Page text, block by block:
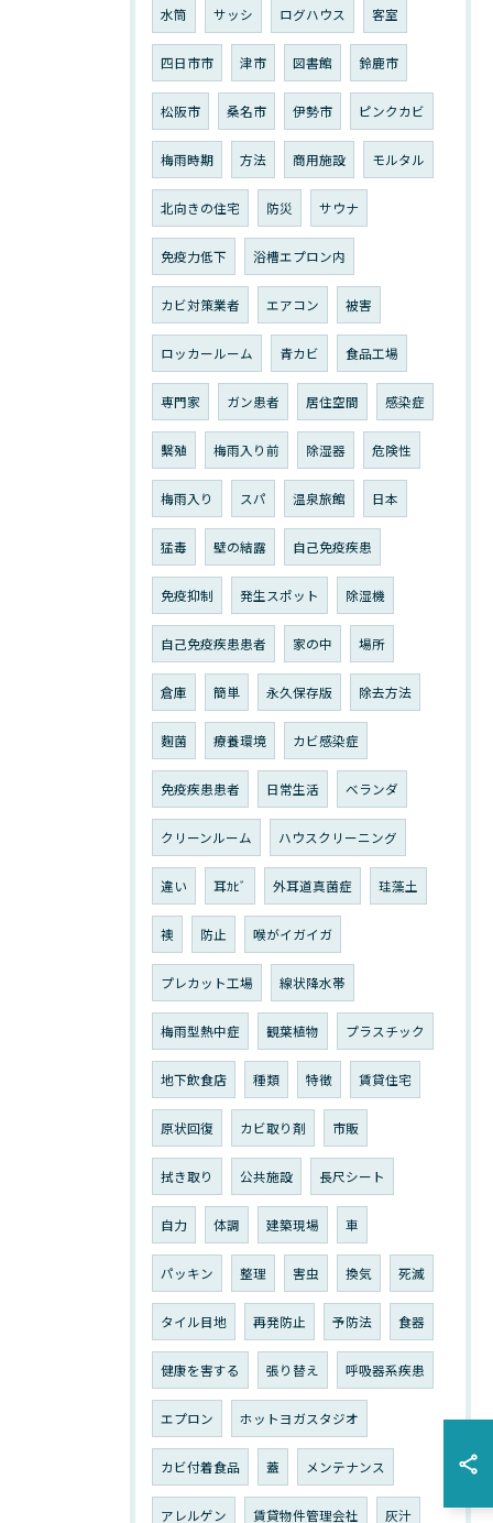
水筒 サッシ ログハウス 客室
四日市市 津市 図書館 鈴鹿市
松阪市 桑名市 伊勢市 ピンクカビ
梅雨時期 方法 商用施設 モルタル
北向きの住宅 防災 サウナ
免疫力低下 浴槽エプロン内
カビ対策業者 エアコン 被害
ロッカールーム 青カビ 食品工場
専門家 ガン患者 居住空間 感染症
繫殖 梅雨入り前 除湿器 危険性
梅雨入り スパ 温泉旅館 日本
猛毒 壁の結露 自己免疫疾患
免疫抑制 発生スポット 除湿機
自己免疫疾患患者 家の中 場所
倉庫 簡単 永久保存版 除去方法
麴菌 療養環境 カビ感染症
免疫疾患患者 日常生活 ベランダ
クリーンルーム ハウスクリーニング
違い 耳ｶﾋﾞ 外耳道真菌症 珪藻土
襖 防止 喉がイガイガ
プレカット工場 線状降水帯
梅雨型熱中症 観葉植物 プラスチック
地下飲食店 種類 特徴 賃貸住宅
原状回復 カビ取り剤 市販
拭き取り 公共施設 長尺シート
自力 体調 建築現場 車
パッキン 整理 害虫 換気 死滅
タイル目地 再発防止 予防法 食器
健康を害する 張り替え 呼吸器系疾患
エプロン ホットヨガスタジオ
カビ付着食品 蓋 メンテナンス
アレルゲン 賃貸物件管理会社 灰汁